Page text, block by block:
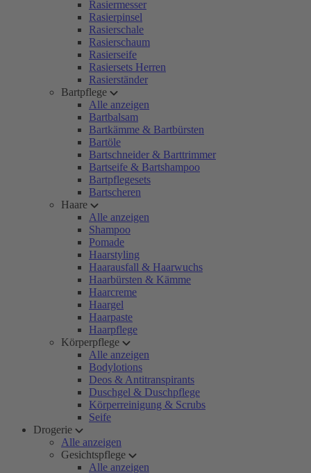
Rasiermesser
Rasierpinsel
Rasierschale
Rasierschaum
Rasierseife
Rasiersets Herren
Rasierständer
Bartpflege
Alle anzeigen
Bartbalsam
Bartkämme & Bartbürsten
Bartöle
Bartschneider & Barttrimmer
Bartseife & Bartshampoo
Bartpflegesets
Bartscheren
Haare
Alle anzeigen
Shampoo
Pomade
Haarstyling
Haarausfall & Haarwuchs
Haarbürsten & Kämme
Haarcreme
Haargel
Haarpaste
Haarpflege
Körperpflege
Alle anzeigen
Bodylotions
Deos & Antitranspirants
Duschgel & Duschpflege
Körperreinigung & Scrubs
Seife
Drogerie
Alle anzeigen
Gesichtspflege
Alle anzeigen